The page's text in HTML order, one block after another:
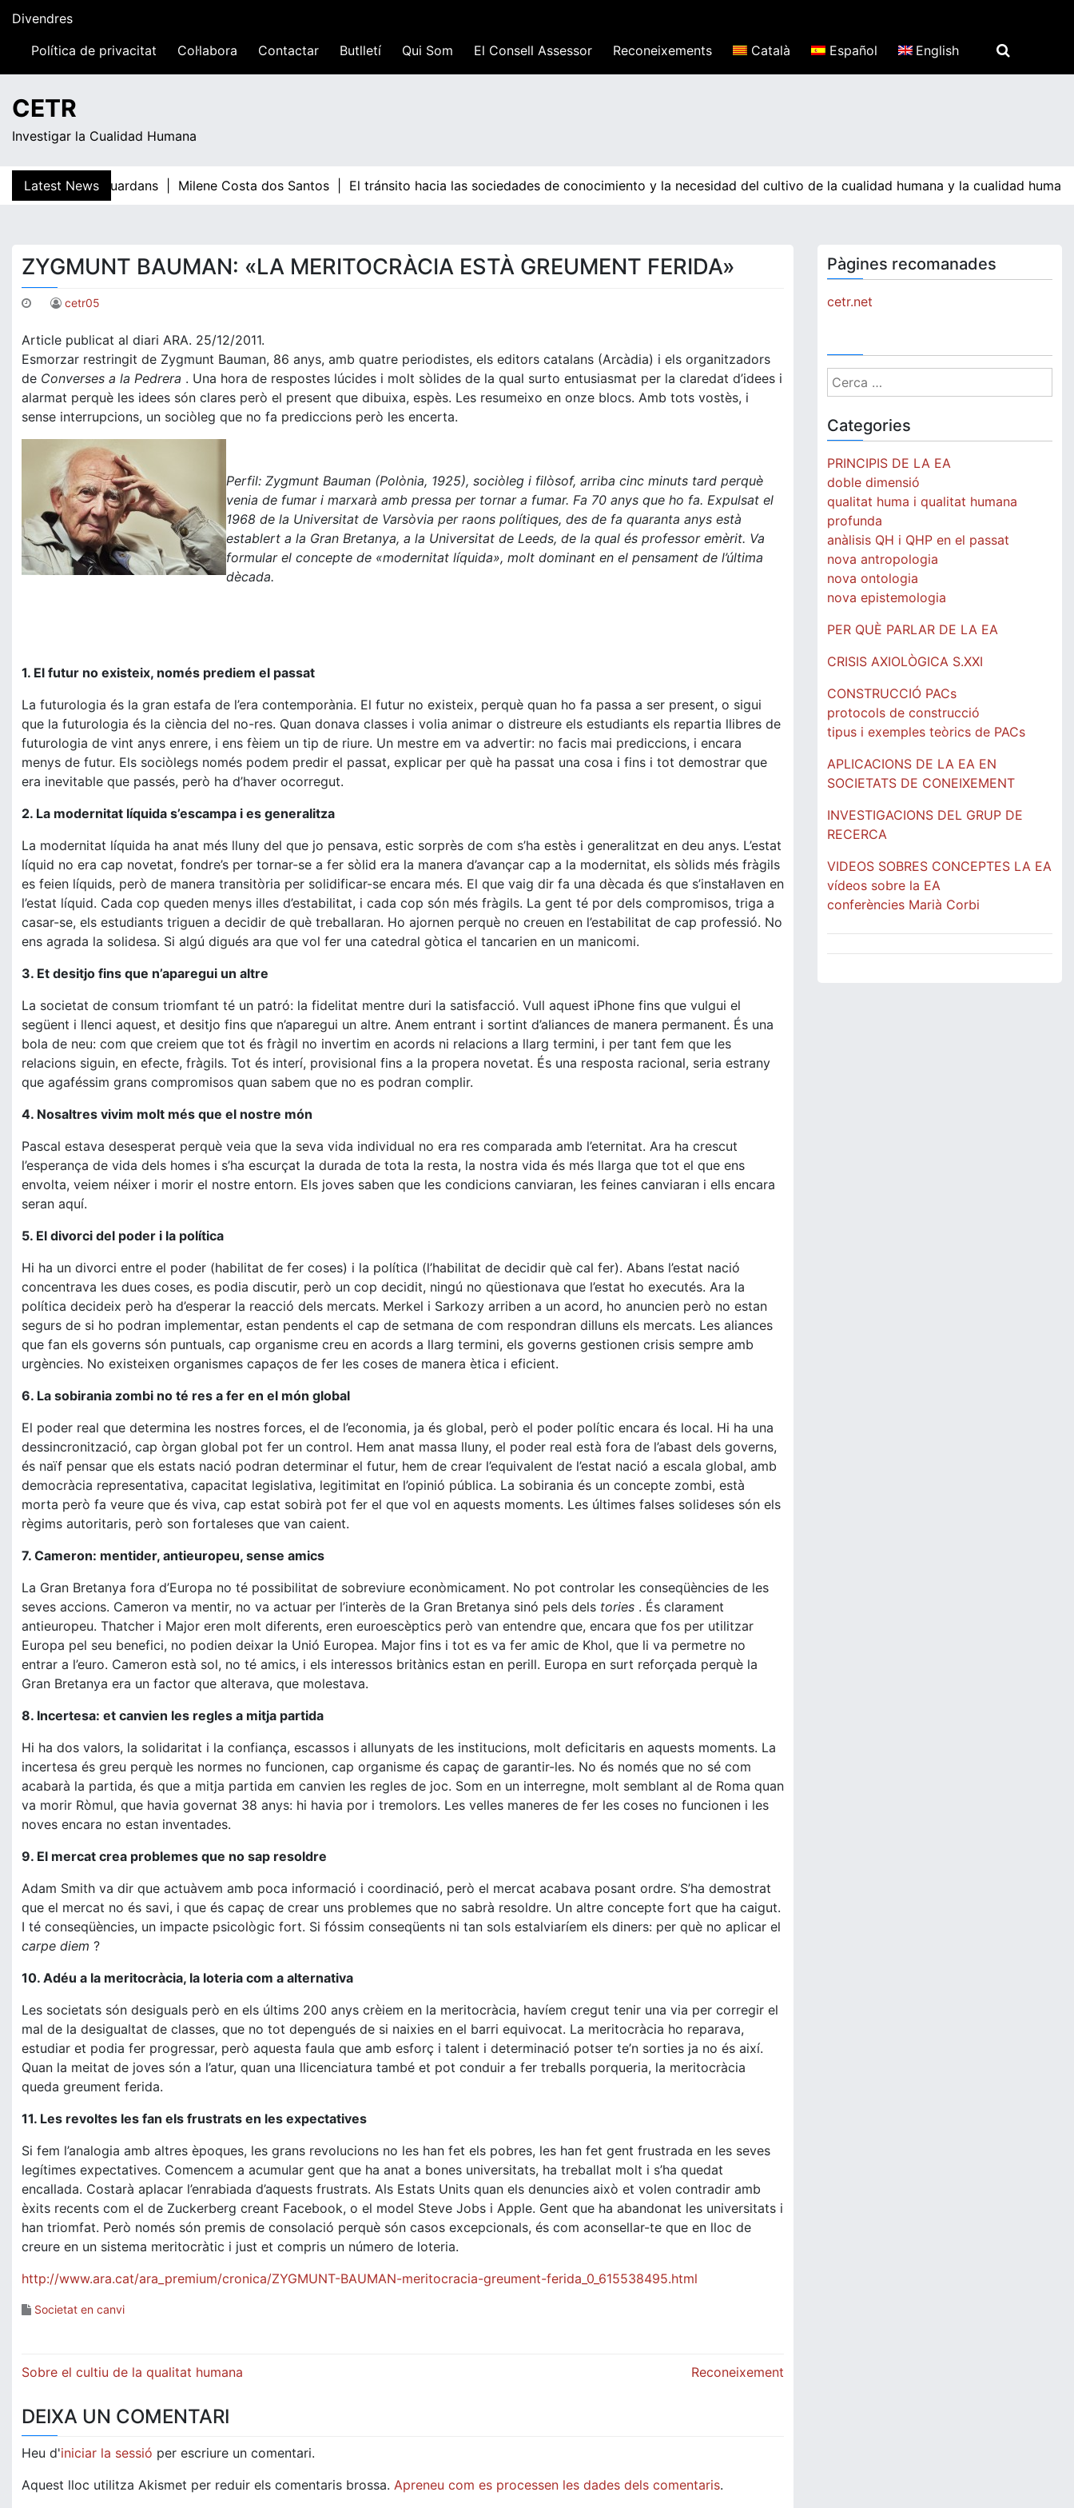
content
Divendres
14:19Política de privacitat Col·labora Contactar Butlletí Qui Som El Consell Assessor Reconeixements Català Español English
CETR
Investigar la Cualidad Humana
Latest News
Teresa Guardans | Milene Costa dos Santos | El tránsito hacia las sociedades de conocimiento y la necesidad del cultivo de la cualidad humana y la cualidad
ZYGMUNT BAUMAN: «LA MERITOCRÀCIA ESTÀ GREUMENT FERIDA»
cetr05
Article publicat al diari ARA. 25/12/2011.
Esmorzar restringit de Zygmunt Bauman, 86 anys, amb quatre periodistes, els editors catalans (Arcàdia) i els organitzadors
de Converses a la Pedrera . Una hora de respostes lúcides i molt sòlides de la qual surto entusiasmat per la claredat d’idees i
alarmat perquè les idees són clares però el present que dibuixa, espès. Les resumeixo en onze blocs. Amb tots vostès, i
sense interrupcions, un sociòleg que no fa prediccions però les encerta.
Perfil: Zygmunt Bauman (Polònia, 1925), sociòleg i filòsof, arriba cinc minuts tard perquè
venia de fumar i marxarà amb pressa per tornar a fumar. Fa 70 anys que ho fa. Expulsat el
1968 de la Universitat de Varsòvia per raons polítiques, des de fa quaranta anys està
establert a la Gran Bretanya, a la Universitat de Leeds, de la qual és professor emèrit. Va
formular el concepte de «modernitat líquida», molt dominant en el pensament de l’última
dècada.
1. El futur no existeix, només prediem el passat
La futurologia és la gran estafa de l’era contemporània. El futur no existeix, perquè quan ho fa passa a ser present, o sigui
que la futurologia és la ciència del no-res. Quan donava classes i volia animar o distreure els estudiants els repartia llibres de
futurologia de vint anys enrere, i ens fèiem un tip de riure. Un mestre em va advertir: no facis mai prediccions, i encara
menys de futur. Els sociòlegs només podem predir el passat, explicar per què ha passat una cosa i fins i tot demostrar que
era inevitable que passés, però ha d’haver ocorregut.
2. La modernitat líquida s’escampa i es generalitza
La modernitat líquida ha anat més lluny del que jo pensava, estic sorprès de com s’ha estès i generalitzat en deu anys. L’estat
líquid no era cap novetat, fondre’s per tornar-se a fer sòlid era la manera d’avançar cap a la modernitat, els sòlids més fràgils
es feien líquids, però de manera transitòria per solidificar-se encara més. El que vaig dir fa una dècada és que s’instal·laven en
l’estat líquid. Cada cop queden menys illes d’estabilitat, i cada cop són més fràgils. La gent té por dels compromisos, triga a
casar-se, els estudiants triguen a decidir de què treballaran. Ho ajornen perquè no creuen en l’estabilitat de cap professió. No
ens agrada la solidesa. Si algú digués ara que vol fer una catedral gòtica el tancarien en un manicomi.
3. Et desitjo fins que n’aparegui un altre
La societat de consum triomfant té un patró: la fidelitat mentre duri la satisfacció. Vull aquest iPhone fins que vulgui el
següent i llenci aquest, et desitjo fins que n’aparegui un altre. Anem entrant i sortint d’aliances de manera permanent. És una
bola de neu: com que creiem que tot és fràgil no invertim en acords ni relacions a llarg termini, i per tant fem que les
relacions siguin, en efecte, fràgils. Tot és interí, provisional fins a la propera novetat. És una resposta racional, seria estrany
que agaféssim grans compromisos quan sabem que no es podran complir.
4. Nosaltres vivim molt més que el nostre món
Pascal estava desesperat perquè veia que la seva vida individual no era res comparada amb l’eternitat. Ara ha crescut
l’esperança de vida dels homes i s’ha escurçat la durada de tota la resta, la nostra vida és més llarga que tot el que ens
envolta, veiem néixer i morir el nostre entorn. Els joves saben que les condicions canviaran, les feines canviaran i ells encara
seran aquí.
5. El divorci del poder i la política
Hi ha un divorci entre el poder (habilitat de fer coses) i la política (l’habilitat de decidir què cal fer). Abans l’estat nació
concentrava les dues coses, es podia discutir, però un cop decidit, ningú no qüestionava que l’estat ho executés. Ara la
política decideix però ha d’esperar la reacció dels mercats. Merkel i Sarkozy arriben a un acord, ho anuncien però no estan
segurs de si ho podran implementar, estan pendents el cap de setmana de com respondran dilluns els mercats. Les aliances
que fan els governs són puntuals, cap organisme creu en acords a llarg termini, els governs gestionen crisis sempre amb
urgències. No existeixen organismes capaços de fer les coses de manera ètica i eficient.
6. La sobirania zombi no té res a fer en el món global
El poder real que determina les nostres forces, el de l’economia, ja és global, però el poder polític encara és local. Hi ha una
dessincronització, cap òrgan global pot fer un control. Hem anat massa lluny, el poder real està fora de l’abast dels governs,
és naïf pensar que els estats nació podran determinar el futur, hem de crear l’equivalent de l’estat nació a escala global, amb
democràcia representativa, capacitat legislativa, legitimitat en l’opinió pública. La sobirania és un concepte zombi, està
morta però fa veure que és viva, cap estat sobirà pot fer el que vol en aquests moments. Les últimes falses solideses són els
règims autoritaris, però son fortaleses que van caient.
7. Cameron: mentider, antieuropeu, sense amics
La Gran Bretanya fora d’Europa no té possibilitat de sobreviure econòmicament. No pot controlar les conseqüències de les
seves accions. Cameron va mentir, no va actuar per l’interès de la Gran Bretanya sinó pels dels tories . És clarament
antieuropeu. Thatcher i Major eren molt diferents, eren euroescèptics però van entendre que, encara que fos per utilitzar
Europa pel seu benefici, no podien deixar la Unió Europea. Major fins i tot es va fer amic de Khol, que li va permetre no
entrar a l’euro. Cameron està sol, no té amics, i els interessos britànics estan en perill. Europa en surt reforçada perquè la
Gran Bretanya era un factor que alterava, que molestava.
8. Incertesa: et canvien les regles a mitja partida
Hi ha dos valors, la solidaritat i la confiança, escassos i allunyats de les institucions, molt deficitaris en aquests moments. La
incertesa és greu perquè les normes no funcionen, cap organisme és capaç de garantir-les. No és només que no sé com
acabarà la partida, és que a mitja partida em canvien les regles de joc. Som en un interregne, molt semblant al de Roma quan
va morir Ròmul, que havia governat 38 anys: hi havia por i tremolors. Les velles maneres de fer les coses no funcionen i les
noves encara no estan inventades.
9. El mercat crea problemes que no sap resoldre
Adam Smith va dir que actuàvem amb poca informació i coordinació, però el mercat acabava posant ordre. S’ha demostrat
que el mercat no és savi, i que és capaç de crear uns problemes que no sabrà resoldre. Un altre concepte fort que ha caigut.
I té conseqüències, un impacte psicològic fort. Si fóssim conseqüents ni tan sols estalviaríem els diners: per què no aplicar el
carpe diem ?
10. Adéu a la meritocràcia, la loteria com a alternativa
Les societats són desiguals però en els últims 200 anys crèiem en la meritocràcia, havíem cregut tenir una via per corregir el
mal de la desigualtat de classes, que no tot depengués de si naixies en el barri equivocat. La meritocràcia ho reparava,
estudiar et podia fer progressar, però aquesta faula que amb esforç i talent i determinació potser te’n sorties ja no és així.
Quan la meitat de joves són a l’atur, quan una llicenciatura també et pot conduir a fer treballs porqueria, la meritocràcia
queda greument ferida.
11. Les revoltes les fan els frustrats en les expectatives
Si fem l’analogia amb altres èpoques, les grans revolucions no les han fet els pobres, les han fet gent frustrada en les seves
legítimes expectatives. Comencem a acumular gent que ha anat a bones universitats, ha treballat molt i s’ha quedat
encallada. Costarà aplacar l’enrabiada d’aquests frustrats. Als Estats Units quan els denuncies això et volen contradir amb
èxits recents com el de Zuckerberg creant Facebook, o el model Steve Jobs i Apple. Gent que ha abandonat les universitats i
han triomfat. Però només són premis de consolació perquè són casos excepcionals, és com aconsellar-te que en lloc de
creure en un sistema meritocràtic i just et compris un número de loteria.
http://www.ara.cat/ara_premium/cronica/ZYGMUNT-BAUMAN-meritocracia-greument-ferida_0_615538495.html
Societat en canvi
Navegació
Sobre el cultiu de la qualitat humana Reconeixement
DEIXA UN COMENTARI
Heu d'iniciar la sessió per escriure un comentari.
Aquest lloc utilitza Akismet per reduir els comentaris brossa. Apreneu com es processen les dades dels comentaris.
Pàgines recomanades
cetr.net
Cerca:
Categories
PRINCIPIS DE LA EA
doble dimensió
qualitat huma i qualitat humana
profunda
anàlisis QH i QHP en el passat
nova antropologia
nova ontologia
nova epistemologia
PER QUÈ PARLAR DE LA EA
CRISIS AXIOLÒGICA S.XXI
CONSTRUCCIÓ PACs
protocols de construcció
tipus i exemples teòrics de PACs
APLICACIONS DE LA EA EN
SOCIETATS DE CONEIXEMENT
INVESTIGACIONS DEL GRUP DE
RECERCA
VIDEOS SOBRES CONCEPTES LA EA
vídeos sobre la EA
conferències Marià Corbi